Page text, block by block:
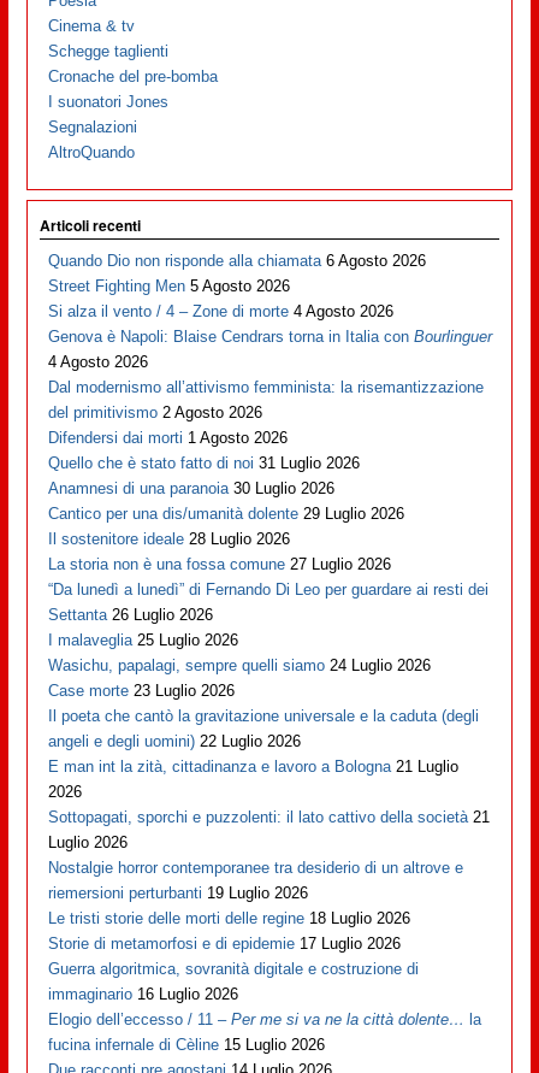
Cinema & tv
Schegge taglienti
Cronache del pre-bomba
I suonatori Jones
Segnalazioni
AltroQuando
Articoli recenti
Quando Dio non risponde alla chiamata 6 Agosto 2026
Street Fighting Men 5 Agosto 2026
Si alza il vento / 4 – Zone di morte 4 Agosto 2026
Genova è Napoli: Blaise Cendrars torna in Italia conBourlinguer
4 Agosto 2026
Dal modernismo all’attivismo femminista: la risemantizzazione
del primitivismo 2 Agosto 2026
Difendersi dai morti 1 Agosto 2026
Quello che è stato fatto di noi 31 Luglio 2026
Anamnesi di una paranoia 30 Luglio 2026
Cantico per una dis/umanità dolente 29 Luglio 2026
Il sostenitore ideale 28 Luglio 2026
La storia non è una fossa comune 27 Luglio 2026
“Da lunedì a lunedì” di Fernando Di Leo per guardare ai resti dei
Settanta 26 Luglio 2026
I malaveglia 25 Luglio 2026
Wasichu, papalagi, sempre quelli siamo 24 Luglio 2026
Case morte 23 Luglio 2026
Il poeta che cantò la gravitazione universale e la caduta (degli
angeli e degli uomini) 22 Luglio 2026
E man int la zità, cittadinanza e lavoro a Bologna 21 Luglio
2026
Sottopagati, sporchi e puzzolenti: il lato cattivo della società 21
Luglio 2026
Nostalgie horror contemporanee tra desiderio di un altrove e
riemersioni perturbanti 19 Luglio 2026
Le tristi storie delle morti delle regine 18 Luglio 2026
Storie di metamorfosi e di epidemie 17 Luglio 2026
Guerra algoritmica, sovranità digitale e costruzione di
immaginario 16 Luglio 2026
Elogio dell’eccesso / 11 –Per me si va ne la città dolente… la
fucina infernale di Cèline 15 Luglio 2026